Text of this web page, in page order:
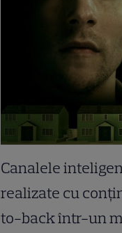
Canalele
realizate cu
to-back într-un